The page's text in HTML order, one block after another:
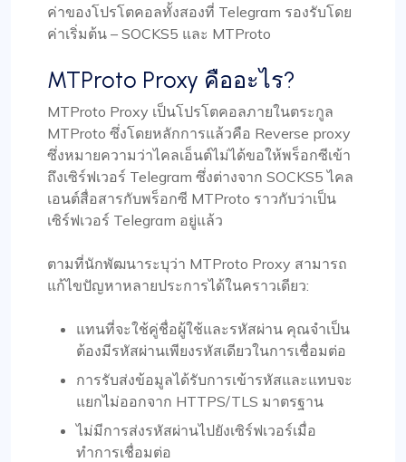
ค่าของโปรโตคอลทั้งสองที่ Telegram รองรับโดย
ค่าเริ่มต้น – SOCKS5 และ MTProto
MTProto Proxy คืออะไร?
MTProto Proxy เป็นโปรโตคอลภายในตระกูล
MTProto ซึ่งโดยหลักการแล้วคือ Reverse proxy
ซึ่งหมายความว่าไคลเอ็นต์ไม่ได้ขอให้พร็อกซีเข้า
ถึงเซิร์ฟเวอร์ Telegram ซึ่งต่างจาก SOCKS5 ไคล
เอนต์สื่อสารกับพร็อกซี MTProto ราวกับว่าเป็น
เซิร์ฟเวอร์ Telegram อยู่แล้ว
ตามที่นักพัฒนาระบุว่า MTProto Proxy สามารถ
แก้ไขปัญหาหลายประการได้ในคราวเดียว:
แทนที่จะใช้คู่ชื่อผู้ใช้และรหัสผ่าน คุณจำเป็น
ต้องมีรหัสผ่านเพียงรหัสเดียวในการเชื่อมต่อ
การรับส่งข้อมูลได้รับการเข้ารหัสและแทบจะ
แยกไม่ออกจาก HTTPS/TLS มาตรฐาน
ไม่มีการส่งรหัสผ่านไปยังเซิร์ฟเวอร์เมื่อ
ทำการเชื่อมต่อ